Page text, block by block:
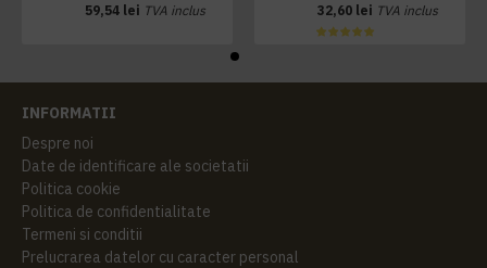
59,54 lei TVA inclus
32,60 lei TVA inclus
INFORMATII
Despre noi
Date de identificare ale societatii
Politica cookie
Politica de confidentialitate
Termeni si conditii
Prelucrarea datelor cu caracter personal